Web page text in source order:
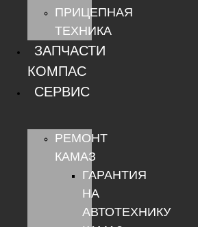
ПРИЦЕПНАЯ
ТЕХНИКА
ЗАПЧАСТИ
КОМПАС
СЕРВИС
РЕМОНТ
КАМАЗ
ГАРАНТИЯ
НА
АВТОТЕХНИКУ